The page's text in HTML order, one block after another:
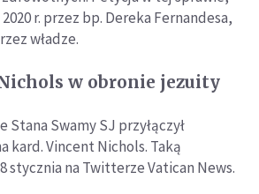
r. przez bp. Dereka Fernandesa,
władze.
w obronie jezuity
Stana Swamy SJ przyłączył
kard. Vincent Nichols. Taką
stycznia na Twitterze Vatican News.